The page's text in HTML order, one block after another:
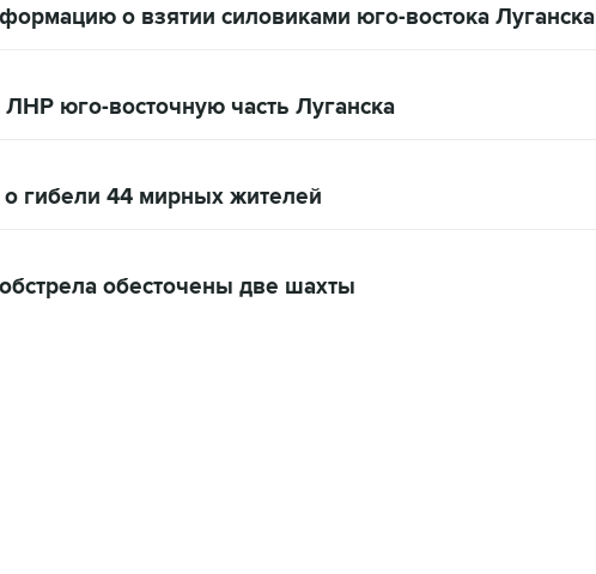
о взятии силовиками юго-востока Луганска
юго-восточную часть Луганска
гибели 44 мирных жителей
обесточены две шахты